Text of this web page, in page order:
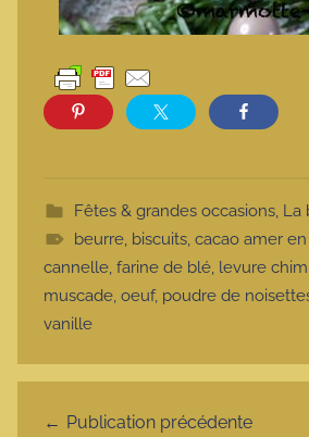
Fêtes & grandes occasions, La
beurre, biscuits, cacao amer
cannelle, farine de blé, levure
muscade, oeuf, poudre de
vanille
Publication précédente